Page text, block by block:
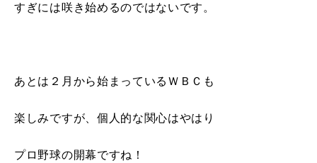
すぎには咲き始めるのではないです。
あとは２月から始まっているＷＢＣも
楽しみですが、個人的な関心はやはり
プロ野球の開幕ですね！